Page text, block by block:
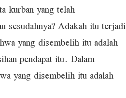
kurban yang telah
sesudahnya? Adakah itu terjadi
yang disembelih itu adalah
pendapat itu. Dalam
yang disembelih itu adalah